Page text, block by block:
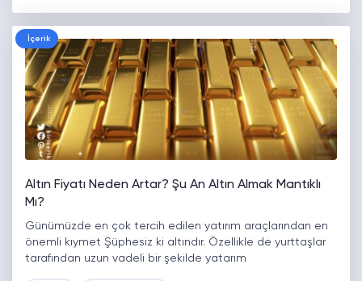
İçerik
Altın Fiyatı Neden Artar? Şu An Altın Almak Mantıklı
Mı?
Günümüzde en çok tercih edilen yatırım araçlarından en
önemli kıymet Şüphesiz ki altındır. Özellikle de yurttaşlar
tarafından uzun vadeli bir şekilde yatarım